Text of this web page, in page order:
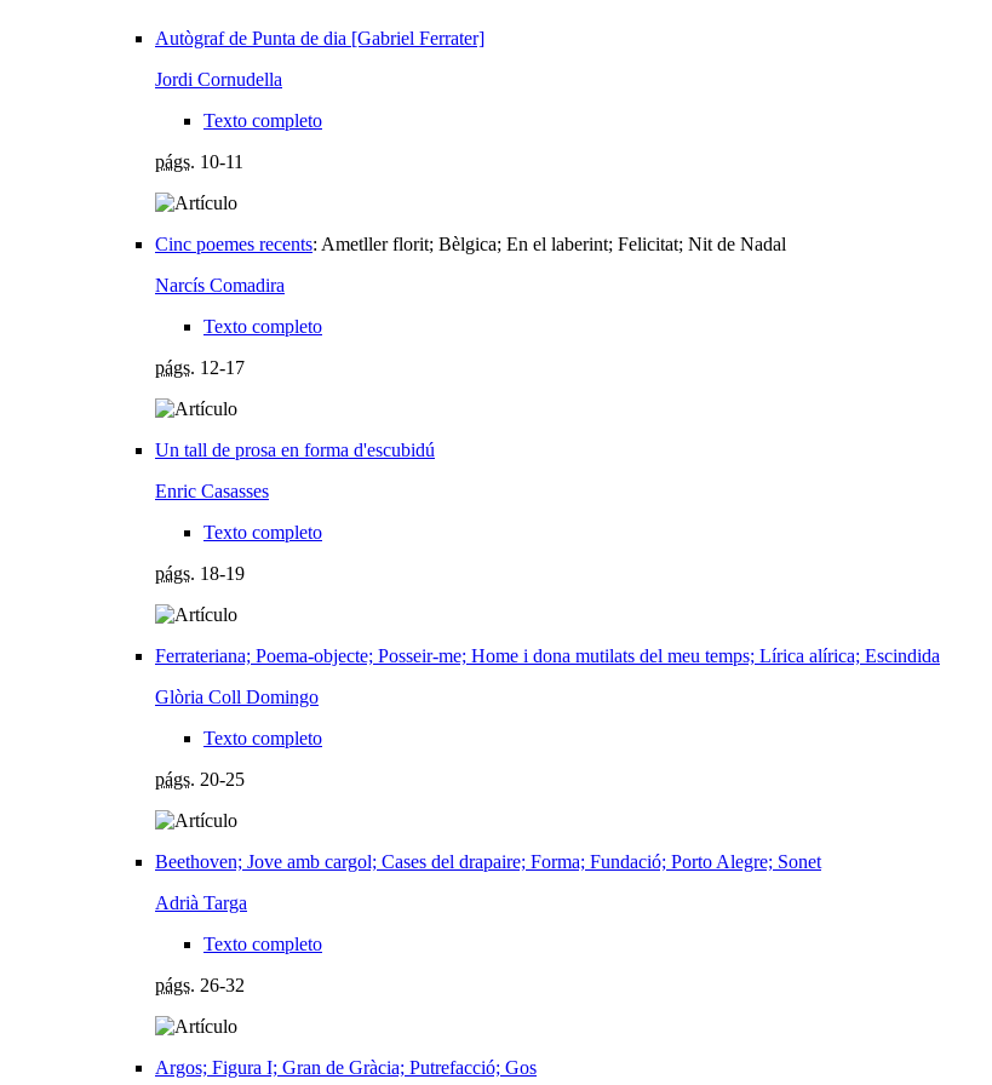
Autògraf de Punta de dia [Gabriel Ferrater]
Jordi Cornudella
Texto completo
págs. 10-11
Cinc poemes recents: Ametller florit; Bèlgica; En el laberint; Felicitat; Nit de Nadal
Narcís Comadira
Texto completo
págs. 12-17
Un tall de prosa en forma d'escubidú
Enric Casasses
Texto completo
págs. 18-19
Ferrateriana; Poema-objecte; Posseir-me; Home i dona mutilats del meu temps; Lírica alírica; Escindida
Glòria Coll Domingo
Texto completo
págs. 20-25
Beethoven; Jove amb cargol; Cases del drapaire; Forma; Fundació; Porto Alegre; Sonet
Adrià Targa
Texto completo
págs. 26-32
Argos; Figura I; Gran de Gràcia; Putrefacció; Gos